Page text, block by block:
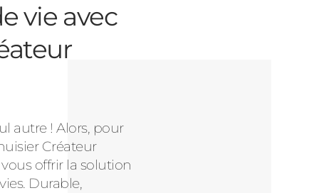
vie avec
autre ! Alors, pour
Créateur
offrir la solution
Durable,